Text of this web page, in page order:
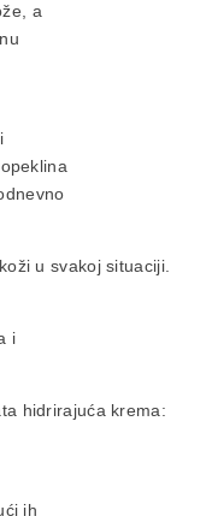
a
u svakoj situaciji.
i
hidrirajuća krema:
ih